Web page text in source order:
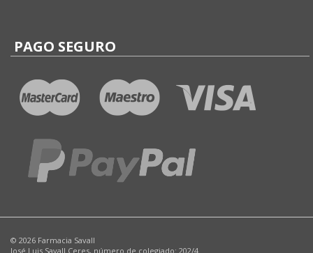
PAGO SEGURO
© 2026 Farmacia Savall
José Luis Savall Ceres, número de colegiado: 202/4